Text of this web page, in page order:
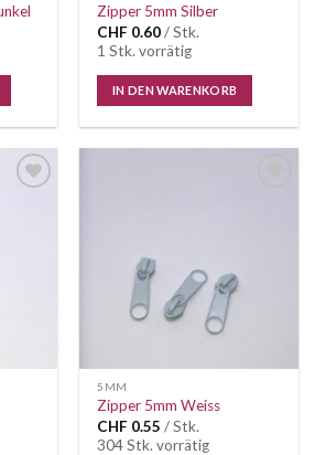
Zipper 5mm Silber
CHF 0.60/ Stk.
1 Stk. vorrätig
IN DEN WARENKORB
5MM
Zipper 5mm Weiss
CHF 0.55 / Stk.
304 Stk. vorrätig